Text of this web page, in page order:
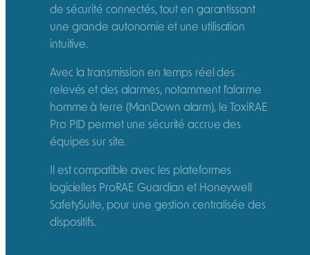
de sécurité connectés, tout en garantissant
une grande autonomie et une utilisation
intuitive.
Avec la transmission en temps réel des
relevés et des alarmes, notamment l’alarme
homme à terre (ManDown alarm), le ToxiRAE
Pro PID permet une sécurité accrue des
équipes sur site.
Il est compatible avec les plateformes
logicielles ProRAE Guardian et Honeywell
SafetySuite, pour une gestion centralisée des
dispositifs.